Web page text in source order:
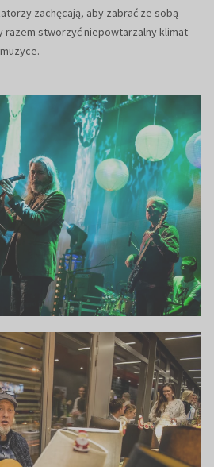
zachęcają, aby zabrać ze sobą
razem stworzyć niepowtarzalny klimat